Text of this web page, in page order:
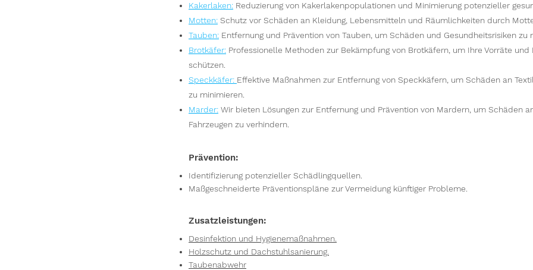
Kakerlaken: Reduzierung von Kakerlakenpopulationen und Minimierung potenzieller
Motten: Schutz vor Schäden an Kleidung, Lebensmitteln und Räumlichkeiten durch
Tauben: Entfernung und Prävention von Tauben, um Schäden und Gesundheitsrisiken zu
Brotkäfer: Professionelle Methoden zur Bekämpfung von Brotkäfern, um Ihre Vorräte
schützen.
Speckkäfer: Effektive Maßnahmen zur Entfernung von Speckkäfern, um Schäden an
zu minimieren.
Marder: Wir bieten Lösungen zur Entfernung und Prävention von Mardern, um Schäden
Fahrzeugen zu verhindern.
Prävention:
Identifizierung potenzieller Schädlingquellen.
Maßgeschneiderte Präventionspläne zur Vermeidung künftiger Probleme.
Zusatzleistungen:
Desinfektion und Hygienemaßnahmen.
Holzschutz und Dachstuhlsanierung.
Taubenabwehr